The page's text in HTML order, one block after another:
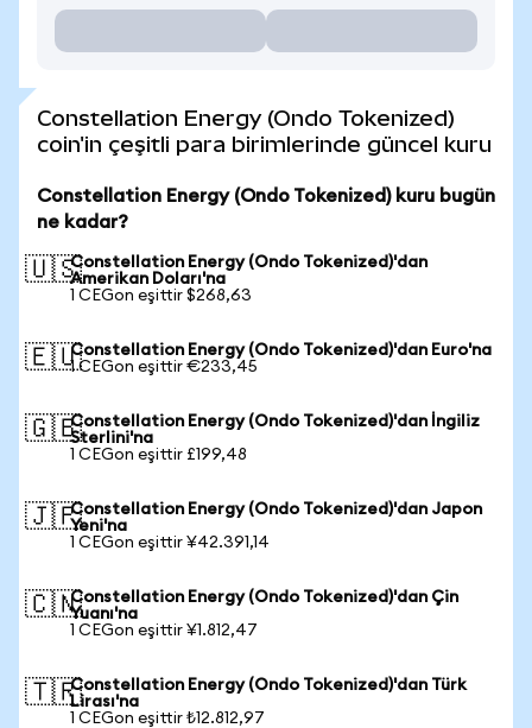
Constellation Energy (Ondo Tokenized)
coin'in çeşitli para birimlerinde güncel kuru
Constellation Energy (Ondo Tokenized) kuru bugün
ne kadar?
🇺🇸Constellation Energy (Ondo Tokenized)'dan
Amerikan Doları'na
1 CEGon eşittir $268,63
🇪🇺Constellation Energy (Ondo Tokenized)'dan Euro'na
1 CEGon eşittir €233,45
🇬🇧Constellation Energy (Ondo Tokenized)'dan İngiliz
Sterlini'na
1 CEGon eşittir £199,48
🇯🇵Constellation Energy (Ondo Tokenized)'dan Japon
Yeni'na
1 CEGon eşittir ¥42.391,14
🇨🇳Constellation Energy (Ondo Tokenized)'dan Çin
Yuanı'na
1 CEGon eşittir ¥1.812,47
🇹🇷Constellation Energy (Ondo Tokenized)'dan Türk
Lirası'na
1 CEGon eşittir ₺12.812,97